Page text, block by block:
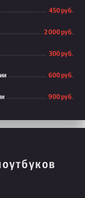
450 руб.
2 000 руб.
300 руб.
600 руб.
900 руб.